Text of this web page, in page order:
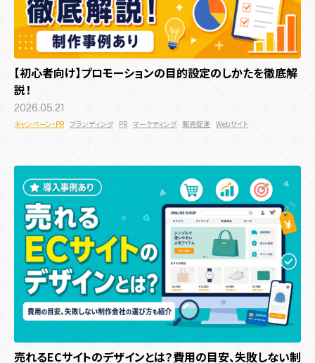
【初心者向け】プロモーションの目的設定のしかたを徹底解
説！
2026.05.21
キャンペーン・PR ブランディング PR マーケティング 販売促進 Webサイト
売れるECサイトのデザインとは？費用の目安、失敗しない制